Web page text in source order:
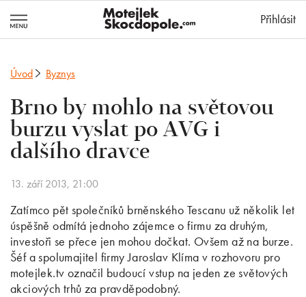
Přihlásit
Úvod Byznys
Brno by mohlo na světovou
burzu vyslat po AVG i
dalšího dravce
13. září 2013, 21:00
Zatímco pět společníků brněnského Tescanu už několik let
úspěšně odmítá jednoho zájemce o firmu za druhým,
investoři se přece jen mohou dočkat. Ovšem až na burze.
Šéf a spolumajitel firmy Jaroslav Klíma v rozhovoru pro
motejlek.tv označil budoucí vstup na jeden ze světových
akciových trhů za pravděpodobný.